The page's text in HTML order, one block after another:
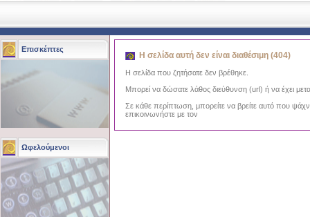
Επισκέπτες
Ωφελούμενοι
Η σελίδα αυτή δεν είναι διαθέσιμη (404)
Η σελίδα που ζητήσατε δεν βρέθηκε.
Μπορεί να δώσατε λάθος διεύθυνση (url) ή να έχει
Σε κάθε περίπτωση, μπορείτε να βρείτε αυτό που
επικοινωνήστε με τον